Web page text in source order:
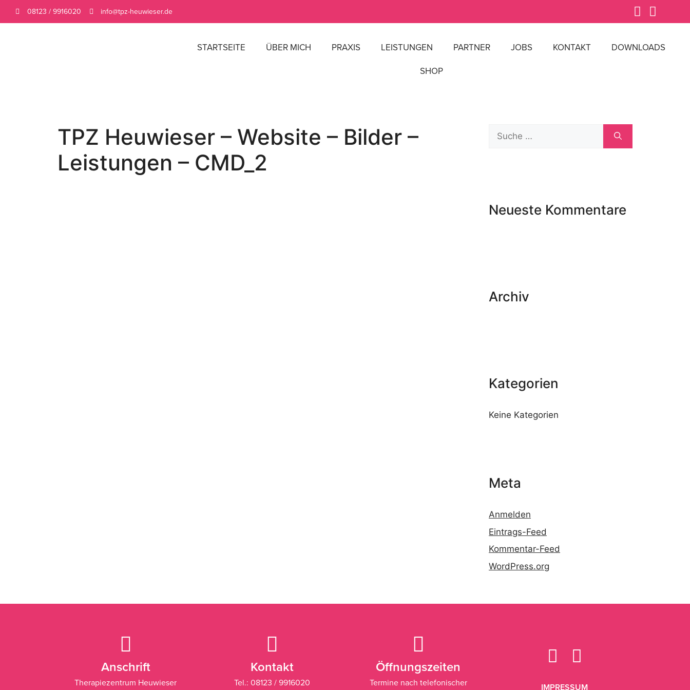
08123 / 9916020 info@tpz-heuwieser.de
STARTSEITE ÜBER MICH PRAXIS LEISTUNGEN PARTNER JOBS KONTAKT
DOWNLOADS
SHOP
TPZ Heuwieser – Website – Bilder –
Leistungen – CMD_2
Neueste Kommentare
Archiv
Kategorien
Keine Kategorien
Meta
Anmelden
Eintrags-Feed
Kommentar-Feed
WordPress.org
Anschrift
Therapiezentrum Heuwieser
Kontakt
Tel.: 08123 / 9916020
Öffnungszeiten
Termine nach telefonischer
IMPRESSUM